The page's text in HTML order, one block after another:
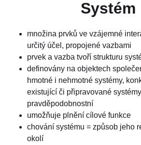
Systém
množina prvků ve vzájemné
určitý účel, propojené vazbami
prvek a vazba tvoří strukturu
definovány na objektech
hmotné i nehmotné systémy,
existující či připravované
pravděpodobnostní
umožňuje plnění cílové funkce
chování systému = způsob jeho
okolí